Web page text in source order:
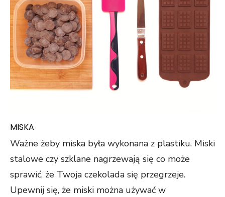
MISKA
Ważne żeby miska była wykonana z plastiku. Miski
stalowe czy szklane nagrzewają się co może
sprawić, że Twoja czekolada się przegrzeje.
Upewnij się, że miski można używać w